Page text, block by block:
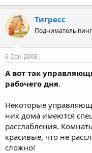
Тигресс
Подниматель
6 Сен 2008
А вот так
рабочего дня.
Некоторые
них дома имеются
расслабления.
красивые, что не
сложно!